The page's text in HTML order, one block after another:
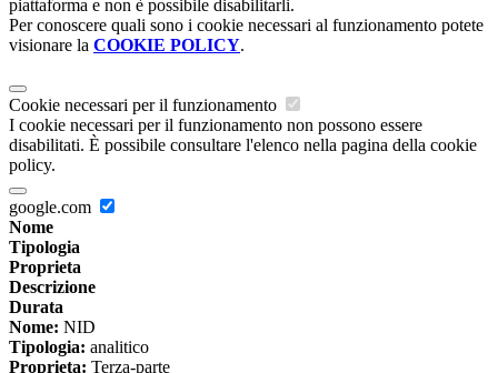
piattaforma e non è possibile disabilitarli.
Per conoscere quali sono i cookie necessari al funzionamento potete
visionare la COOKIE POLICY.
Cookie necessari per il funzionamento
I cookie necessari per il funzionamento non possono essere
disabilitati. È possibile consultare l'elenco nella pagina della cookie
policy.
google.com
Nome
Tipologia
Proprieta
Descrizione
Durata
Nome: NID
Tipologia: analitico
Proprieta: Terza-parte